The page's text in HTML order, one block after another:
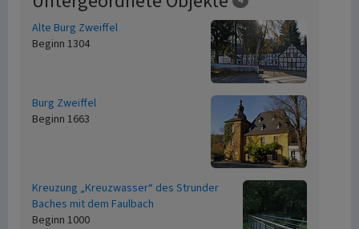
Alte Burg Zweiffel
Beginn 1304
Burg Zweiffel
Beginn 1663
Kreuzung „Kreuzwasser“ des Strunder
Baches mit dem Faulbach
Beginn 1000